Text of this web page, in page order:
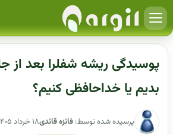
پوسیدگی ریشه شفلرا بعد از
بدیم یا خداحافظی کنیم؟
پرسیده شده توسط: فائزه قائدی۱۸ خرداد ۱۴۰۵، ساعت ۰۰:۲۸